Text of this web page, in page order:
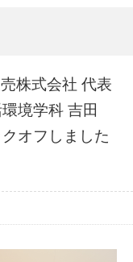
株式会社 代表
境学科 吉田
オフしました